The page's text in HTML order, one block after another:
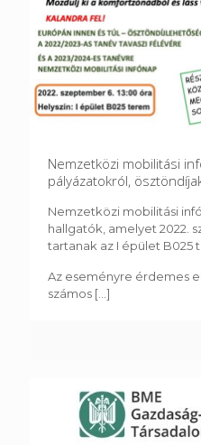
Nemzetközi mobilitási
pályázatokról,
Nemzetközi mobilitási
hallgatók, amelyet 2022.
tartanak az I épület B025
Az eseményre érdemes
számos [...]